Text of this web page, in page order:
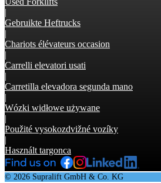
|
Gebruikte Heftrucks
|
Chariots élévateurs occasion
|
Carrelli elevatori usati
|
Carretilla elevadora segunda mano
|
Wózki widłowe używane
|
Použité vysokozdvižné vozíky
|
Használt targonca
© 2026 Supralift GmbH & Co. KG